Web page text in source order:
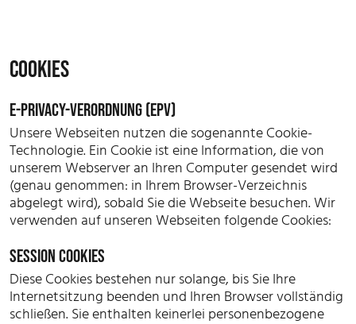
COOKIES
E-PRIVACY-VERORDNUNG (EPV)
Unsere Webseiten nutzen die sogenannte Cookie-
Technologie. Ein Cookie ist eine Information, die von
unserem Webserver an Ihren Computer gesendet wird
(genau genommen: in Ihrem Browser-Verzeichnis
abgelegt wird), sobald Sie die Webseite besuchen. Wir
verwenden auf unseren Webseiten folgende Cookies:
SESSION COOKIES
Diese Cookies bestehen nur solange, bis Sie Ihre
Internetsitzung beenden und Ihren Browser vollständig
schließen. Sie enthalten keinerlei personenbezogene